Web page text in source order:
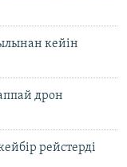
кейін
дрон
рейстерді